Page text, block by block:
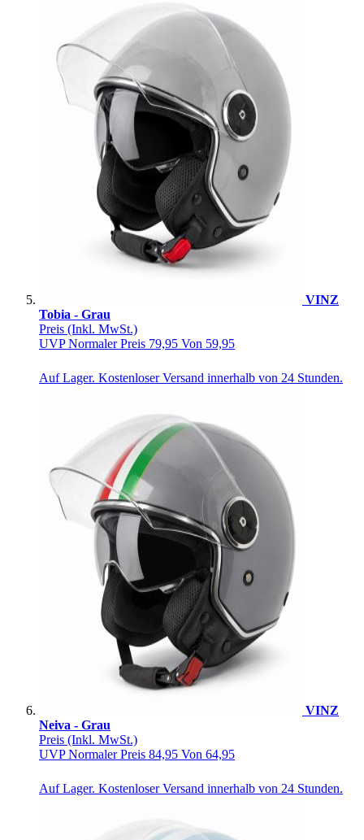
VINZ
Tobia - Grau
Preis (Inkl. MwSt.)
UVPNormaler Preis 79,95 Von 59,95
Auf Lager. Kostenloser Versand innerhalb von 24 Stunden.
VINZ
Neiva - Grau
Preis (Inkl. MwSt.)
UVPNormaler Preis 84,95 Von 64,95
Auf Lager. Kostenloser Versand innerhalb von 24 Stunden.